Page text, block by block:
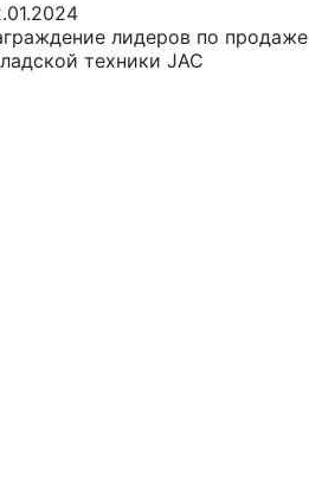
лидеров по продаже
техники JAC